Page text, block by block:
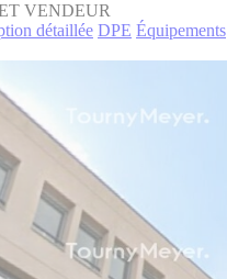
VENDEUR
détaillée DPE Équipements